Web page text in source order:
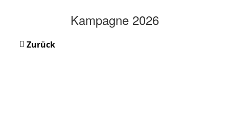
Kampagne 2026
Zurück